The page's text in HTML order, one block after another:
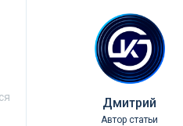
Дмитрий
Автор статьи